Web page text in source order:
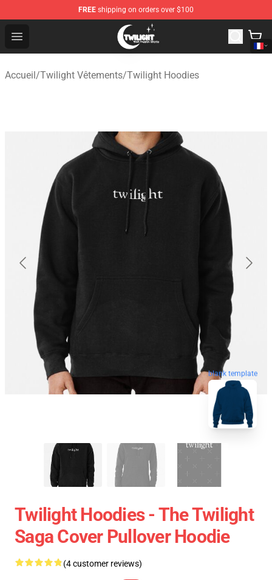
FREE shipping on orders over $100
Open menu
Twilight Store - Official Twilight Merchandise Shop
Accueil/Twilight Vêtements/Twilight Hoodies
blank template
Twilight Hoodies - The Twilight
Saga Cover Pullover Hoodie
(4 customer reviews)